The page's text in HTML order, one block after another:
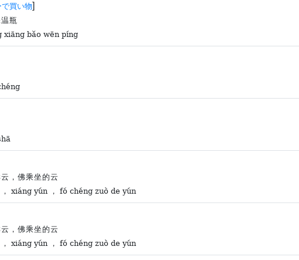
買い物]
瓶
xiāng bǎo wēn píng
，佛乘坐的云
xiáng yún ， fó chéng zuò de yún
，佛乘坐的云
xiáng yún ， fó chéng zuò de yún